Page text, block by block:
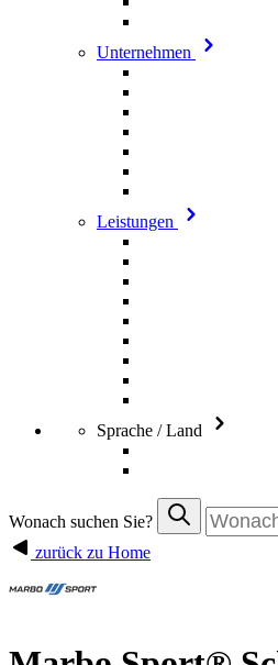
Unternehmen
Leistungen
Sprache / Land
Wonach suchen Sie?
zurück zu Home